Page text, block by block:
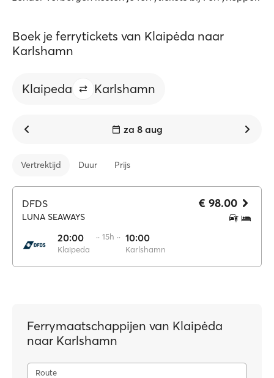
Boek je ferrytickets van Klaipėda naar
Karlshamn
Klaipeda Karlshamn
za 8 aug
Vertrektijd Duur Prijs
DFDS
LUNA SEAWAYS
20:00
Klaipeda
·· 15h ·· 10:00
Karlshamn
€ 98.00
Ferrymaatschappijen van Klaipėda
naar Karlshamn
Route